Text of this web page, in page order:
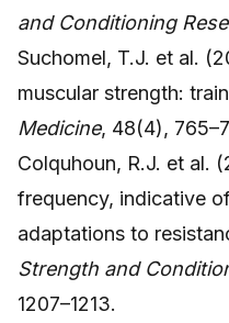
and Conditioning
Suchomel, T.J. et al.
muscular strength:
Medicine, 48(4),
Colquhoun, R.J. et al.
frequency, indicative
adaptations to
Strength and
1207–1213.